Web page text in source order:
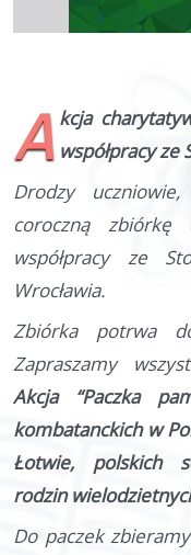
A kcja
współpracy ze
Drodzy
coroczną
współpracy ze
Zbiórka potrwa
Zapraszamy
Akcja “Paczka
kombatanckich w
Łotwie, polskich
rodzin
Do paczek